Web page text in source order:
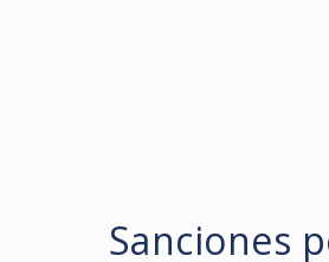
Sanciones